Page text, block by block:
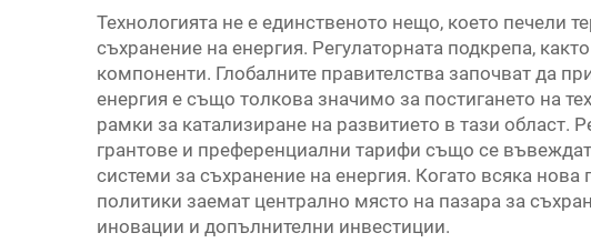
Технологията не е единственото нещо, което печели
съхранение на енергия. Регулаторната подкрепа,
компоненти. Глобалните правителства започват да
енергия е също толкова значимо за постигането на
рамки за катализиране на развитието в тази област.
грантове и преференциални тарифи също се
системи за съхранение на енергия. Когато всяка нова
политики заемат централно място на пазара за
иновации и допълнителни инвестиции.